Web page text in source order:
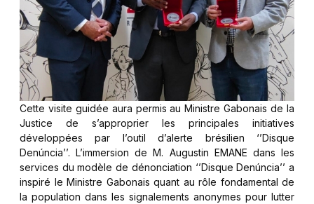
Cette visite guidée aura permis au Ministre Gabonais de la
Justice de s’approprier les principales initiatives
développées par l’outil d’alerte brésilien ‘’Disque
Denúncia’’. L’immersion de M. Augustin EMANE dans les
services du modèle de dénonciation ‘’Disque Denúncia’’ a
inspiré le Ministre Gabonais quant au rôle fondamental de
la population dans les signalements anonymes pour lutter